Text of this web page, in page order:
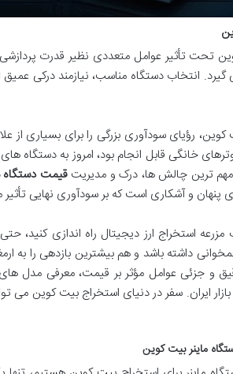
تحت تأثیر عوامل متعددی نظیر قدرت
گیرد. انتخاب دستگاه مناسب، نیازمند درکی
رؤیای سودآوری بزرگی را برای بسیاری از
ترین چالش ها، درک و مدیریتقیمت دستگاه
پنهان و آشکاری است که بر سودآوری نهایی تأثیر
استخراج ارز دیجیتال راه اندازی
داشته باشد و هم بیشترین بازدهی را به
و جزئی عوامل مؤثر بر قیمت، معرفی مدل
ایران. سفر در دنیای استخراج بیت کوین می
ماینر بیت کوین